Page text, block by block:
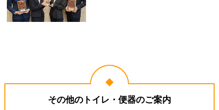
2026年7月8日
東京都武蔵村山市
その他のトイレ・便器のご案内